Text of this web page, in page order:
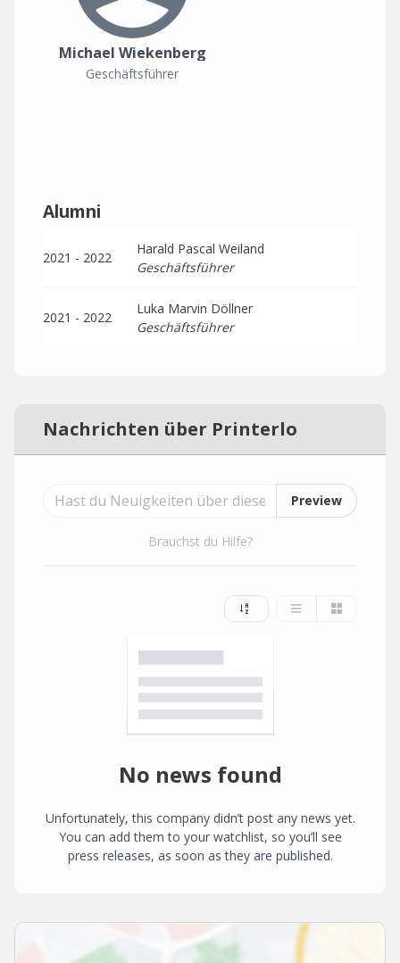
Michael Wiekenberg
Geschäftsführer
Alumni
2021 - 2022
Harald Pascal Weiland
Geschäftsführer
2021 - 2022
Luka Marvin Döllner
Geschäftsführer
Nachrichten über Printerlo
Preview
Brauchst du Hilfe?
No news found
Unfortunately, this company didn’t post any news yet.
You can add them to your watchlist, so you’ll see
press releases, as soon as they are published.